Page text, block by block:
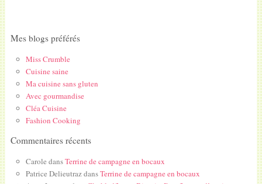
Mes blogs préférés
Miss Crumble
Cuisine saine
Ma cuisine sans gluten
Avec gourmandise
Cléa Cuisine
Fashion Cooking
Commentaires récents
Carole dansTerrine de campagne en bocaux
Patrice DelieutrazdansTerrine de campagne en bocaux